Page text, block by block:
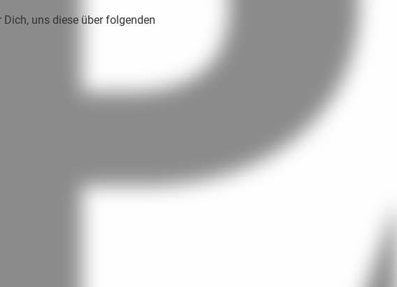
uns diese über folgenden